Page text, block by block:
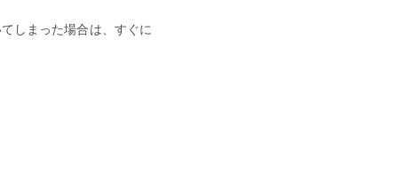
しまった場合は、すぐに